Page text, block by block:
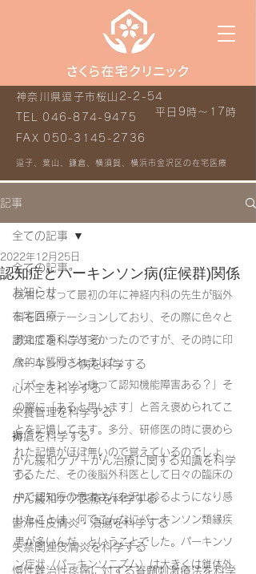
平日9時～17時
神奈川県逗子市桜山2-2-54
TEL 046-874-9475
FAX 050-3145-2736
逗子、葉山、鎌倉、横須賀、横浜市金沢区の在宅医療
記事
全ての記事
お知らせ
在宅医療
認知症を科学する
パーキンソン病を科学する
心不全を科学する
栄養管理を科学する
褥瘡を科学する
がん緩和ケア＋がん治療に関する知識を科学
する
がん緩和ケア医療を科学する
鬱滞性皮膚炎・潰瘍を科学する
失禁関連皮膚炎を科学する
慢性難治性疼痛に対する脊髄刺激療法を科学
全ての記事
認知症とパーキンソン病(症候群)関係
2022年12月25日
医者になって最初の年に神経内科の先生が脳外
科をローテーションしており、その際に色々と
教えて頂くこと多かったのですが、その時に印
象的な質問されました。
「パーキンソン病って認知機能障害ある？」そ
の際に「あると思います」と答え褒められてこ
とを記憶してます。多分、研修医の時に褒めら
れた記憶がほぼ無いので覚えているのでしょ
う。ただ、その後脳外科医として日々の臨床の
中で認知症の患者さんを沢山診るようになり感
じたことは、何でこんなにパーキンソン類縁疾
患が多いんだ、ということでした。パーキンソ
ン症状（パーキンソニズム）は大きくは錐体外